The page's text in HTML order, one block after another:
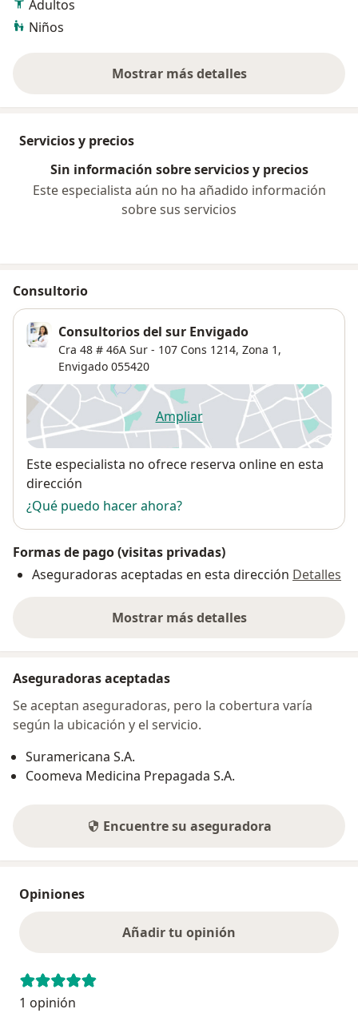
Adultos
Niños
Mostrar más detalles
sobre la experiencia
Servicios y precios
Sin información sobre servicios y precios
Este especialista aún no ha añadido información
sobre sus servicios
Consultorio
Consultorios del sur Envigado
Cra 48 # 46A Sur - 107 Cons 1214, Zona 1 ,
Envigado 055420
Ampliarse abre en una nueva
Disponibilidad
Este especialista no ofrece reserva online en esta
dirección
¿Qué puedo hacer ahora?
Formas de pago (visitas privadas)
Aseguradoras aceptadas en esta dirección Detalles
Mostrar más detalles
sobre la dirección
Aseguradoras aceptadas
Se aceptan aseguradoras, pero la cobertura varía
según la ubicación y el servicio.
Suramericana S.A.
Coomeva Medicina Prepagada S.A.
Encuentre su aseguradora
Opiniones
Añadir tu opinión
1 opinión